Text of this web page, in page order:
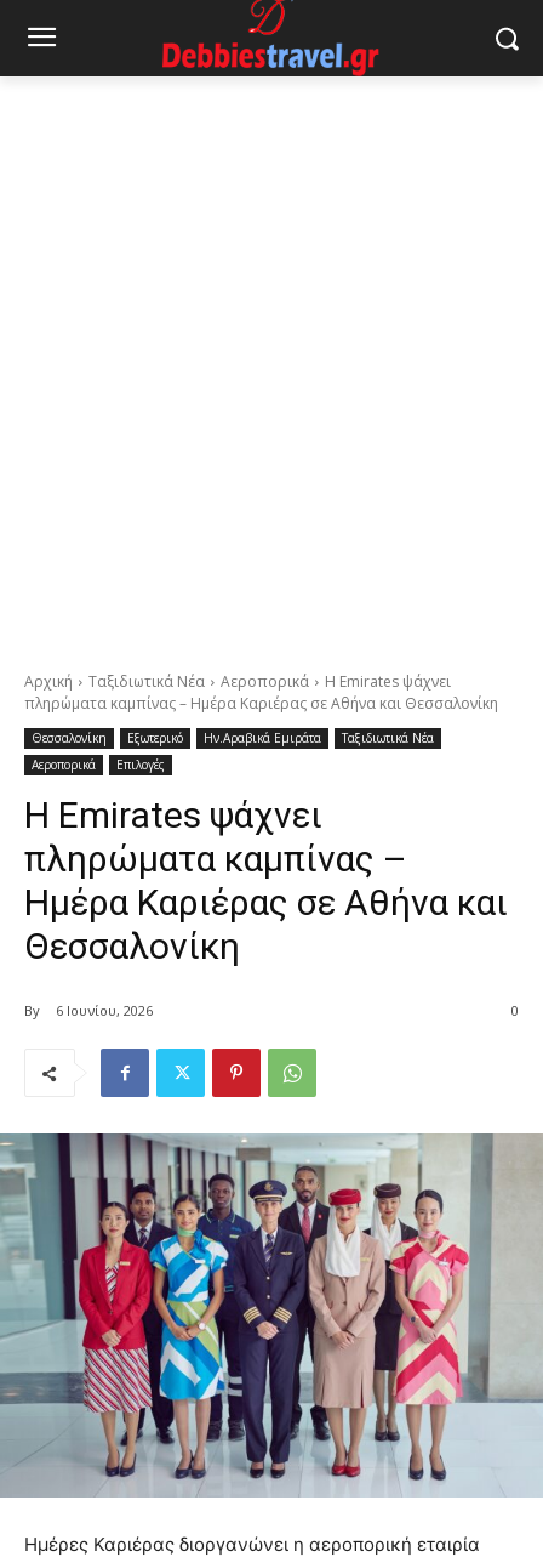
Αρχική Ταξιδιωτικά Νέα Αεροπορικά
Η Emirates ψάχνει
πληρώματα καμπίνας – Ημέρα Καριέρας σε Αθήνα και Θεσσαλονίκη
Θεσσαλονίκη Εξωτερικό Ην.Αραβικά Εμιράτα
Ταξιδιωτικά Νέα
Αεροπορικά
Επιλογές
Η Emirates ψάχνει
πληρώματα καμπίνας –
Ημέρα Καριέρας σε Αθήνα και
Θεσσαλονίκη
By 6 Ιουνίου, 2026 0
Ημέρες Καριέρας διοργανώνει η αεροπορική εταιρία